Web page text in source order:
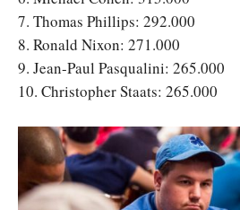
7. Thomas Phillips: 292.000
8. Ronald Nixon: 271.000
9. Jean-Paul Pasqualini: 265.000
10. Christopher Staats: 265.000